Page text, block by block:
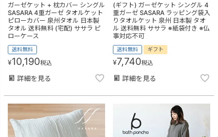
ガーゼケット + 枕カバー シングル
SASARA 4重ガーゼ タオルケット
ピローカバー 泉州タオル 日本製
タオル 送料無料 (宅配) ササラ ピ
ローケース
送料無料
¥10,190税込
詳細を見る
(ギフト) ガーゼケット シングル 4
重ガーゼ SASARA ラッピング袋入
りタオルケット 泉州 日本製 タオ
ル 送料無料 ササラ ※紙袋付き ※仏
事対応不可
送料無料 ギフト
¥7,740税込
詳細を見る